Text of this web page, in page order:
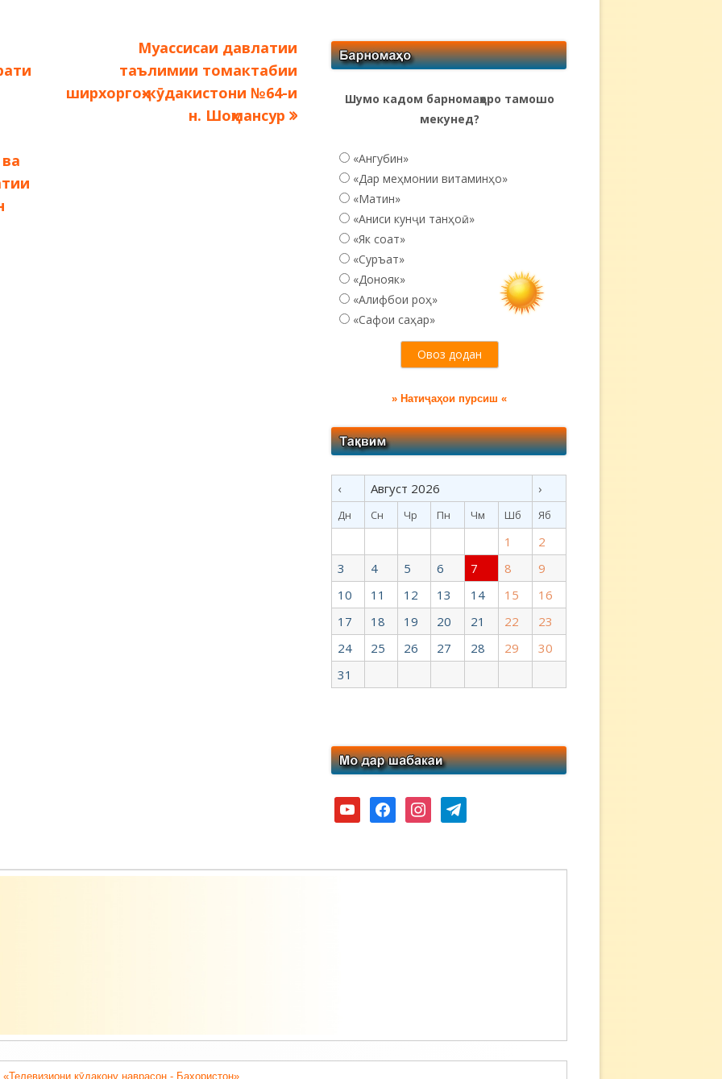
Следующая
запись:
Муассисаи давлатии
таълимии томактабии
ширхоргоҳ-кӯдакистони №64-и
н. Шоҳмансур
Шумо кадом барномаҳоро тамошо
мекунед?
«Ангубин»
«Дар меҳмонии витаминҳо»
«Матин»
«Аниси кунҷи танҳоӣ...»
«Як соат»
«Суръат»
«Донояк»
«Алифбои роҳ»
«Сафои саҳар»
» Натиҷаҳои пурсиш «
‹ Август 2026 ›
Дн Сн Чр Пн Чм Шб Яб
1
2
3
4 5 6 7 8
9
10
11 12 13 14 15
16
17
18 19 20 21 22
23
24
25 26 27 28 29
30
31
youtubefacebookinstagramtelegram
кӯдакону наврасон - Баҳористон».